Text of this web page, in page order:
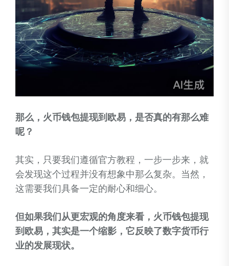
那么，火币钱包提现到欧易，是否真的有那么难
呢？
其实，只要我们遵循官方教程，一步一步来，就
会发现这个过程并没有想象中那么复杂。当然，
这需要我们具备一定的耐心和细心。
但如果我们从更宏观的角度来看，火币钱包提现
到欧易，其实是一个缩影，它反映了数字货币行
业的发展现状。